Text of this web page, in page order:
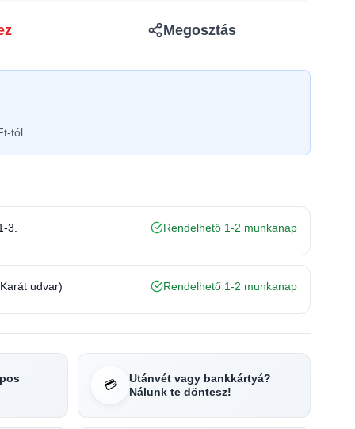
Megosztás
tól
3. Rendelhető 1-2 munkanap
udvar) Rendelhető 1-2 munkanap
💳
Utánvét vagy bankkártyá?
Nálunk te döntesz!